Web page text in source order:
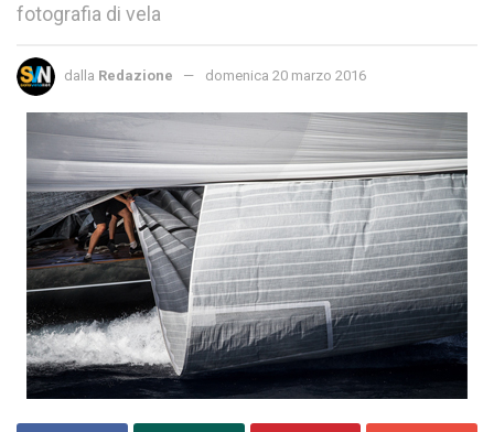
fotografia di vela
dalla Redazione domenica 20 marzo 2016